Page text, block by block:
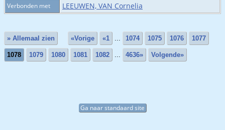
Verbonden met LEEUWEN, VAN Cornelia
» Allemaal zien «Vorige «1 1074 1075 1076 1077
1078 1079 1080 1081 1082 4636» Volgende»
Ga naar standaard site